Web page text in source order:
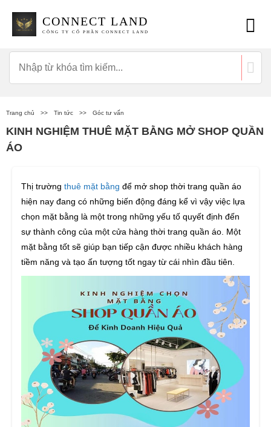
CONNECT LAND
CÔNG TY CỔ PHẦN CONNECT LAND
Trang chủ >> Tin tức >> Góc tư vấn
KINH NGHIỆM THUÊ MẶT BẰNG MỞ SHOP QUẦN
ÁO
Thị trường thuê mặt bằng để mở shop thời trang quần áo
hiện nay đang có những biến động đáng kể vì vậy việc lựa
chọn mặt bằng là một trong những yếu tố quyết định đến
sự thành công của một cửa hàng thời trang quần áo. Một
mặt bằng tốt sẽ giúp bạn tiếp cận được nhiều khách hàng
tiềm năng và tạo ấn tượng tốt ngay từ cái nhìn đầu tiên.